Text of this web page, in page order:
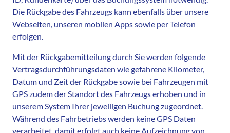
Die Rückgabe des Fahrzeugs kann ebenfalls über unsere
Webseiten, unseren mobilen Apps sowie per Telefon
erfolgen.
Mit der Rückgabemitteilung durch Sie werden folgende
Vertragsdurchführungsdaten wie gefahrene Kilometer,
Datum und Zeit der Rückgabe sowie bei Fahrzeugen mit
GPS zudem der Standort des Fahrzeugs erhoben und in
unserem System Ihrer jeweiligen Buchung zugeordnet.
Während des Fahrbetriebs werden keine GPS Daten
verarbeitet, damit erfolgt auch keine Aufzeichnung von